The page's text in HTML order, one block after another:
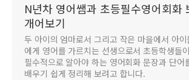
N년차 영어쌤과 초등필수영어회화
개어보기
두 아이의 엄마로서 그리고 작은 마을에서 아이
에게 영어를 가르치는 선생으로서 초등학생들이
필수적으로 알아야 하는 영어회화 문장과 단어
배우기 쉽게 정리해 보려고 합니다.